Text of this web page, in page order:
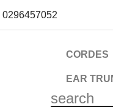
0296457052
CORDES
EAR
search